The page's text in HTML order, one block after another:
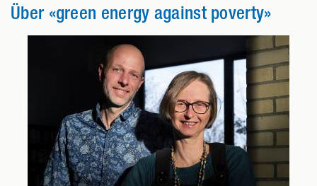
Über «green energy against poverty»